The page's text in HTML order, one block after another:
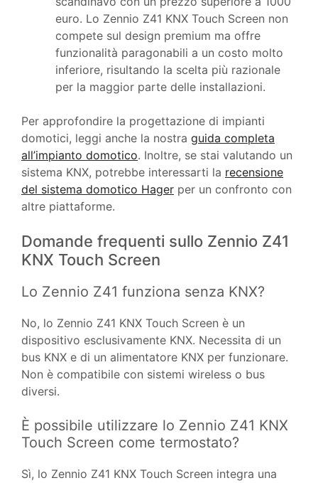
euro. Lo Zennio Z41 KNX Touch Screen non
compete sul design premium ma offre
funzionalità paragonabili a un costo molto
inferiore, risultando la scelta più razionale
per la maggior parte delle installazioni.
Per approfondire la progettazione di impianti
domotici, leggi anche la nostra guida completa
all’impianto domotico. Inoltre, se stai valutando un
sistema KNX, potrebbe interessarti la recensione
del sistema domotico Hager per un confronto con
altre piattaforme.
Domande frequenti sullo Zennio Z41
KNX Touch Screen
Lo Zennio Z41 funziona senza KNX?
No, lo Zennio Z41 KNX Touch Screen è un
dispositivo esclusivamente KNX. Necessita di un
bus KNX e di un alimentatore KNX per funzionare.
Non è compatibile con sistemi wireless o bus
diversi.
È possibile utilizzare lo Zennio Z41 KNX
Touch Screen come termostato?
Sì, lo Zennio Z41 KNX Touch Screen integra una